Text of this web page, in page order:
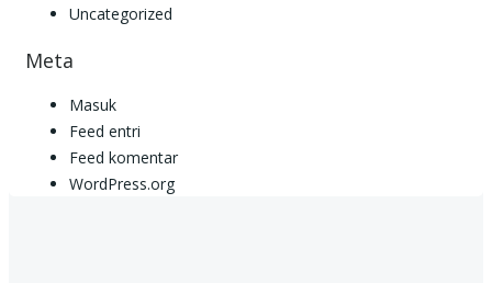
Uncategorized
Meta
Masuk
Feed entri
Feed komentar
WordPress.org